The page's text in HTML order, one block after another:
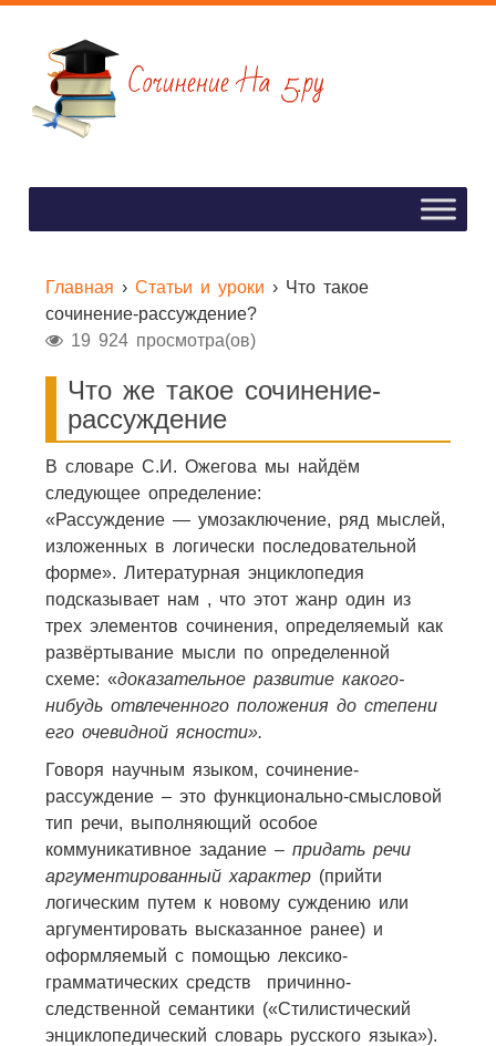
Главная › Статьи и уроки › Что такое
сочинение-рассуждение?
19 924 просмотра(ов)
Что же такое сочинение-
рассуждение
В словаре С.И. Ожегова мы найдём
следующее определение:
«Рассуждение — умозаключение, ряд мыслей,
изложенных в логически последовательной
форме». Литературная энциклопедия
подсказывает нам , что этот жанр один из
трех элементов сочинения, определяемый как
развёртывание мысли по определенной
схеме: «доказательное развитие какого-
нибудь отвлеченного положения до степени
его очевидной ясности».
Говоря научным языком, сочинение-
рассуждение – это функционально-смысловой
тип речи, выполняющий особое
коммуникативное задание – придать речи
аргументированный характер(прийти
логическим путем к новому суждению или
аргументировать высказанное ранее) и
оформляемый с помощью лексико-
грамматических средств причинно-
следственной семантики («Стилистический
энциклопедический словарь русского языка»).